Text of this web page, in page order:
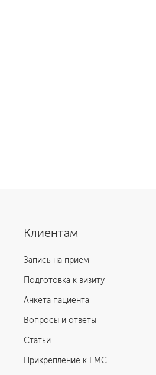
Клиентам
Запись на прием
Подготовка к визиту
Анкета пациента
Вопросы и ответы
Статьи
Прикрепление к EMC